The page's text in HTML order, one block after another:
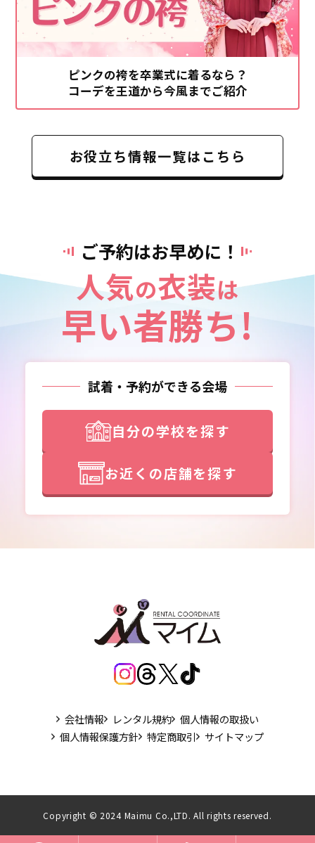
ピンクの袴を卒業式に着るなら？
コーデを王道から今風までご紹介
お役立ち情報一覧はこちら
ご予約はお早めに！
人気の衣装は
早い者勝ち!
試着・予約ができる会場
自分の学校を探す
お近くの店舗を探す
会社情報 レンタル規約 個人情報の取扱い
個人情報保護方針 特定商取引 サイトマップ
Copyright © 2024 Maimu Co.,LTD. All rights reserved.